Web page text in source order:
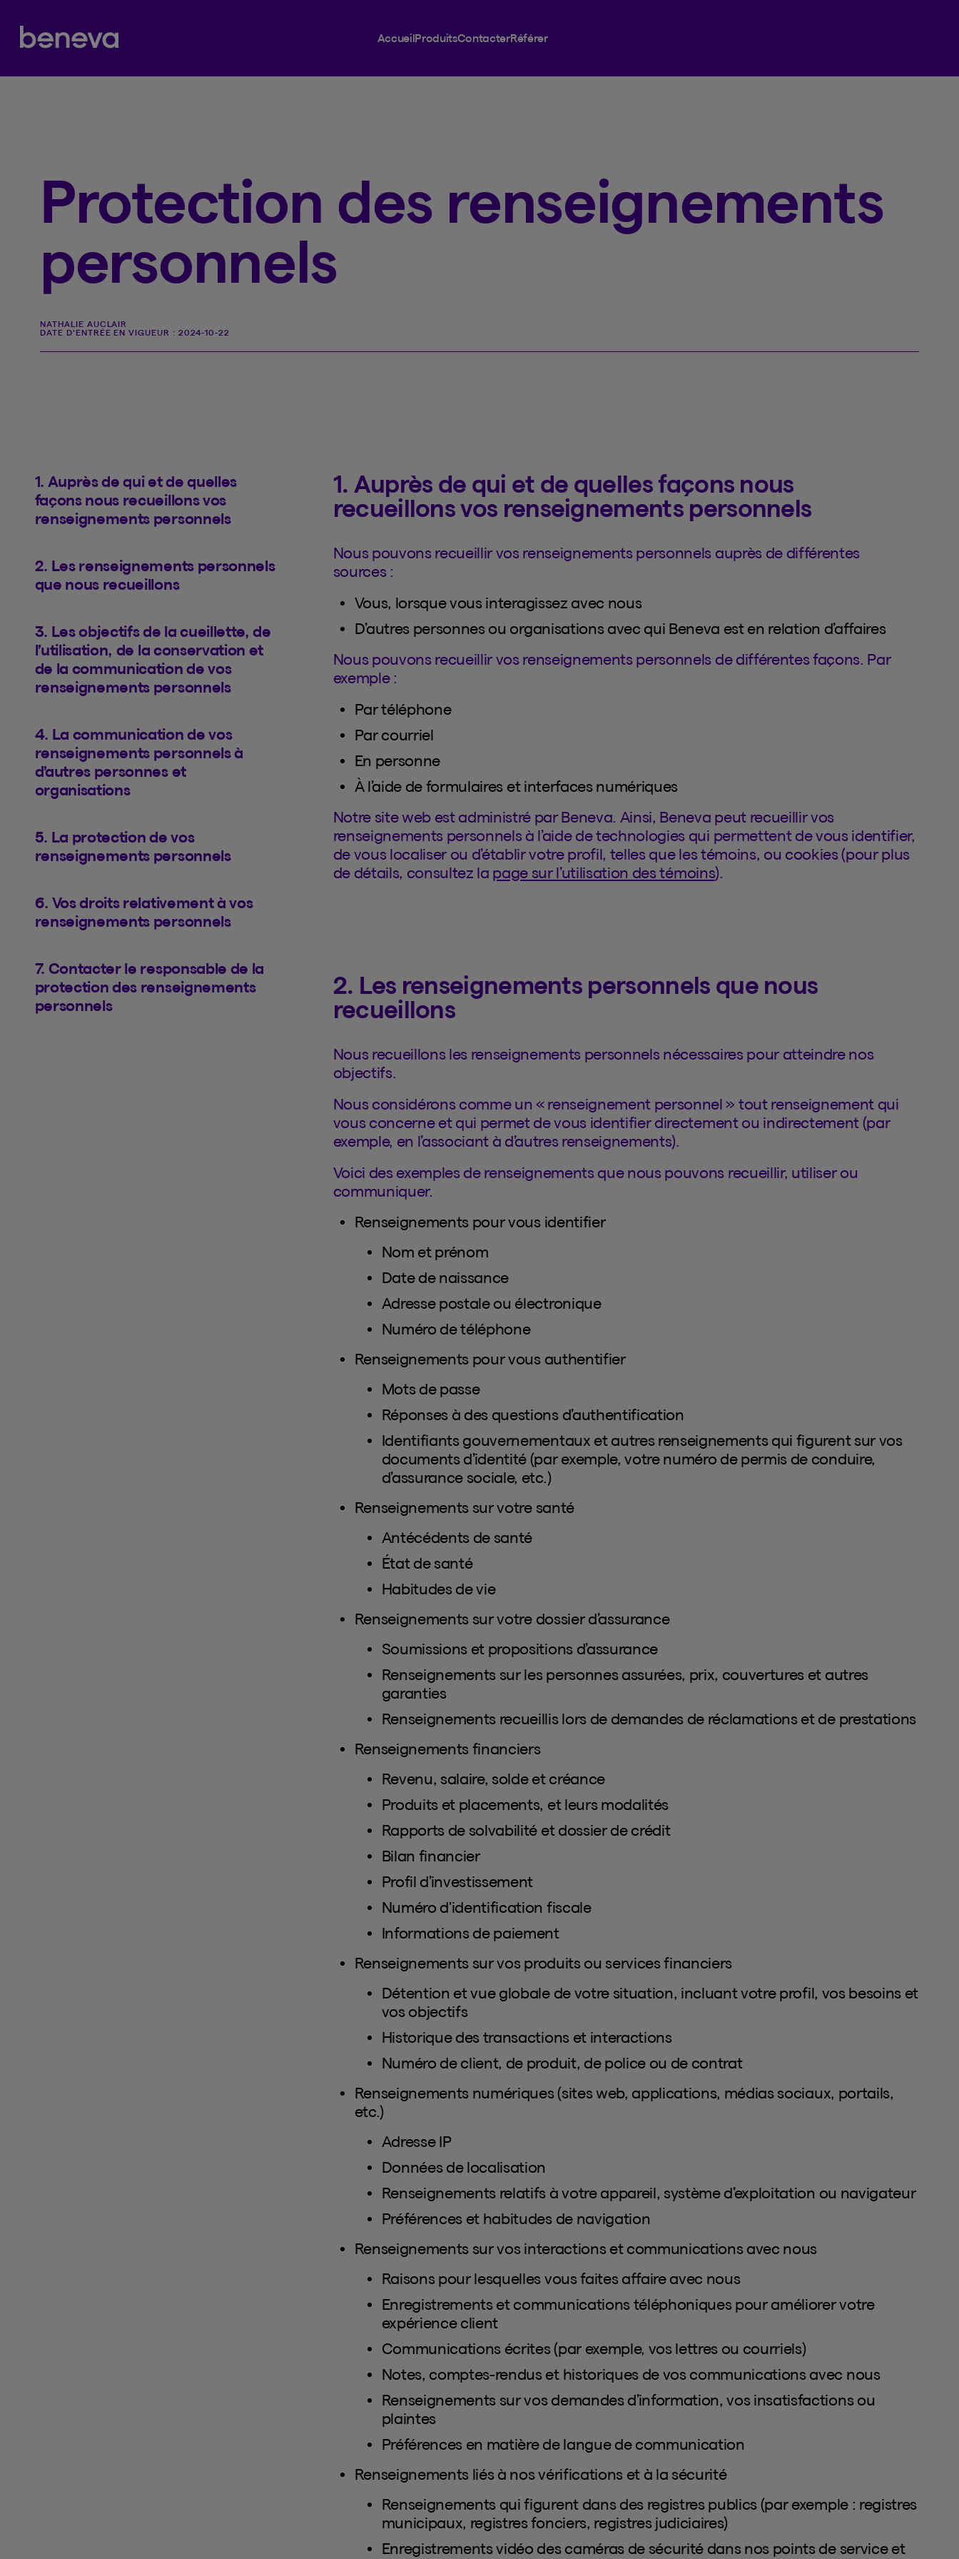
Partenaire Beneva AccueilProduitsContacterRéférer
Protection des renseignements
personnels
NATHALIE AUCLAIR
DATE D'ENTRÉE EN VIGUEUR : 2024-10-22
1. Auprès de qui et de quelles
façons nous recueillons vos
renseignements personnels
2. Les renseignements personnels
que nous recueillons
3. Les objectifs de la cueillette, de
l’utilisation, de la conservation et
de la communication de vos
renseignements personnels
4. La communication de vos
renseignements personnels à
d’autres personnes et
organisations
5. La protection de vos
renseignements personnels
6. Vos droits relativement à vos
renseignements personnels
7. Contacter le responsable de la
protection des renseignements
personnels
1. Auprès de qui et de quelles façons nous
recueillons vos renseignements personnels
Nous pouvons recueillir vos renseignements personnels auprès de différentes
sources :
Vous, lorsque vous interagissez avec nous
D’autres personnes ou organisations avec qui Beneva est en relation d’affaires
Nous pouvons recueillir vos renseignements personnels de différentes façons. Par
exemple :
Par téléphone
Par courriel
En personne
À l’aide de formulaires et interfaces numériques
Notre site web est administré par Beneva. Ainsi, Beneva peut recueillir vos
renseignements personnels à l’aide de technologies qui permettent de vous identifier,
de vous localiser ou d’établir votre profil, telles que les témoins, ou cookies (pour plus
de détails, consultez la page sur l’utilisation des témoins).
2. Les renseignements personnels que nous
recueillons
Nous recueillons les renseignements personnels nécessaires pour atteindre nos
objectifs.
Nous considérons comme un « renseignement personnel » tout renseignement qui
vous concerne et qui permet de vous identifier directement ou indirectement (par
exemple, en l’associant à d’autres renseignements).
Voici des exemples de renseignements que nous pouvons recueillir, utiliser ou
communiquer.
Renseignements pour vous identifier
Nom et prénom
Date de naissance
Adresse postale ou électronique
Numéro de téléphone
Renseignements pour vous authentifier
Mots de passe
Réponses à des questions d’authentification
Identifiants gouvernementaux et autres renseignements qui figurent sur vos
documents d’identité (par exemple, votre numéro de permis de conduire,
d’assurance sociale, etc.)
Renseignements sur votre santé
Antécédents de santé
État de santé
Habitudes de vie
Renseignements sur votre dossier d’assurance
Soumissions et propositions d’assurance
Renseignements sur les personnes assurées, prix, couvertures et autres
garanties
Renseignements recueillis lors de demandes de réclamations et de prestations
Renseignements financiers
Revenu, salaire, solde et créance
Produits et placements, et leurs modalités
Rapports de solvabilité et dossier de crédit
Bilan financier
Profil d’investissement
Numéro d'identification fiscale
Informations de paiement
Renseignements sur vos produits ou services financiers
Détention et vue globale de votre situation, incluant votre profil, vos besoins et
vos objectifs
Historique des transactions et interactions
Numéro de client, de produit, de police ou de contrat
Renseignements numériques (sites web, applications, médias sociaux, portails,
etc.)
Adresse IP
Données de localisation
Renseignements relatifs à votre appareil, système d’exploitation ou navigateur
Préférences et habitudes de navigation
Renseignements sur vos interactions et communications avec nous
Raisons pour lesquelles vous faites affaire avec nous
Enregistrements et communications téléphoniques pour améliorer votre
expérience client
Communications écrites (par exemple, vos lettres ou courriels)
Notes, comptes-rendus et historiques de vos communications avec nous
Renseignements sur vos demandes d’information, vos insatisfactions ou
plaintes
Préférences en matière de langue de communication
Renseignements liés à nos vérifications et à la sécurité
Renseignements qui figurent dans des registres publics (par exemple : registres
municipaux, registres fonciers, registres judiciaires)
Enregistrements vidéo des caméras de sécurité dans nos points de service et